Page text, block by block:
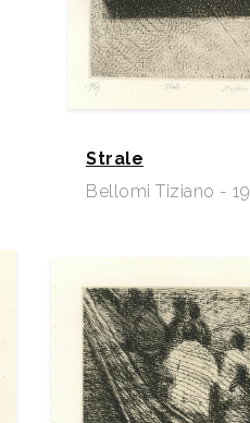
Strale
Bellomi Tiziano - 19